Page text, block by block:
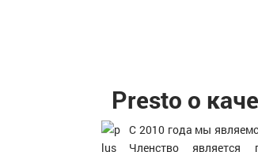
Presto о
С 2010 года мы
Членство является